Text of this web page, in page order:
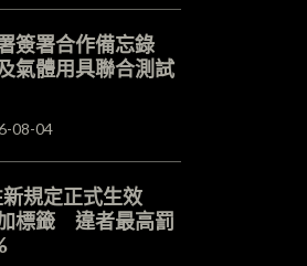
簽署合作備忘錄
氣體用具聯合測試
08-04
新規定正式生效
標籤 違者最高罰